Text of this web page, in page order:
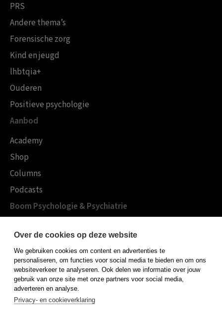
PRS
Andere thema’s
Forensische zorg
Kind en jeugd
lhbtqia+
Ouderen
Positieve psychologie
Aanbod
Academy
Shop
Columns
Podcasts
Boom Psychologie & Psychiatrie
Publiceren bij Boom
Contact
Over de cookies op deze website
We gebruiken cookies om content en advertenties te
personaliseren, om functies voor social media te bieden en om ons
websiteverkeer te analyseren. Ook delen we informatie over jouw
gebruik van onze site met onze partners voor social media,
adverteren en analyse.
Privacy- en cookieverklaring